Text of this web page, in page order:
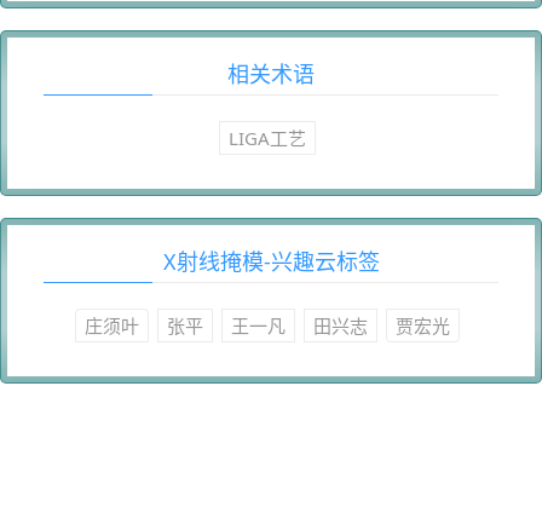
相关术语
LIGA工艺
X射线掩模-兴趣云标签
庄须叶 张平 王一凡 田兴志 贾宏光